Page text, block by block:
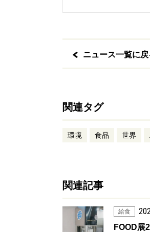
ニュース一覧に戻
関連タグ
環境 食品 世界
関連記事
給食
FOOD展